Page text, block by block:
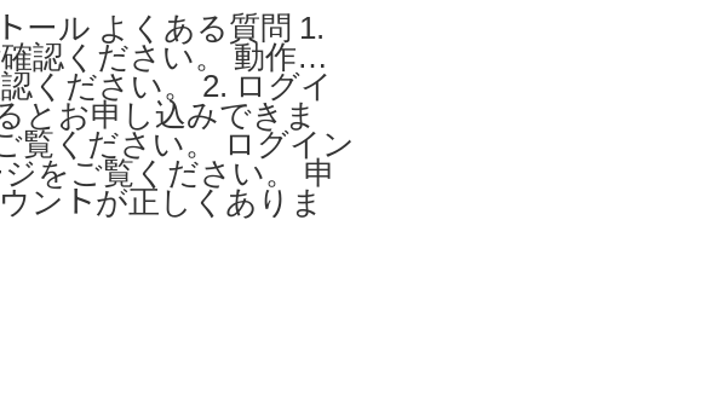
ール よくある質問 1.
認ください。 動作環
ください。 2. ログイ
とお申し込みできま
覧ください。 ログイン
をご覧ください。 申
ントが正しくありま